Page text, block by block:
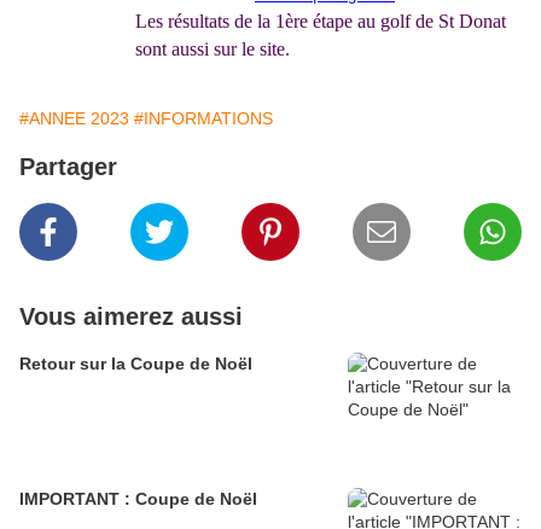
Les résultats de la 1ère étape au golf de St Donat
sont aussi sur le site.
#ANNEE 2023 #INFORMATIONS
Partager
Vous aimerez aussi
Retour sur la Coupe de Noël
IMPORTANT : Coupe de Noël